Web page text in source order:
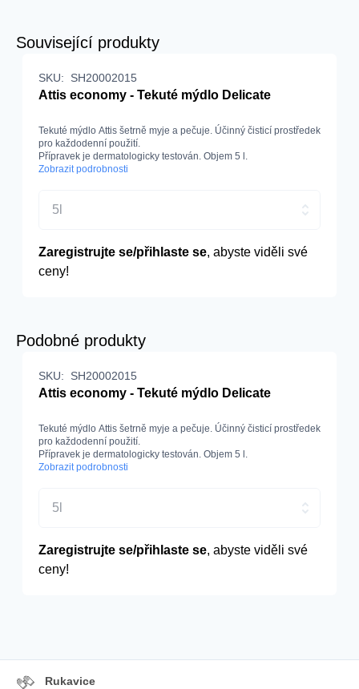
Související produkty
SKU: SH20002015
Attis economy - Tekuté mýdlo Delicate
Tekuté mýdlo Attis šetrně myje a pečuje. Účinný čisticí prostředek
pro každodenní použití.
Přípravek je dermatologicky testován. Objem 5 l.
Zobrazit podrobnosti
5l
Zaregistrujte se/přihlaste se, abyste viděli své
ceny!
Podobné produkty
SKU: SH20002015
Attis economy - Tekuté mýdlo Delicate
Tekuté mýdlo Attis šetrně myje a pečuje. Účinný čisticí prostředek
pro každodenní použití.
Přípravek je dermatologicky testován. Objem 5 l.
Zobrazit podrobnosti
5l
Zaregistrujte se/přihlaste se, abyste viděli své
ceny!
Rukavice